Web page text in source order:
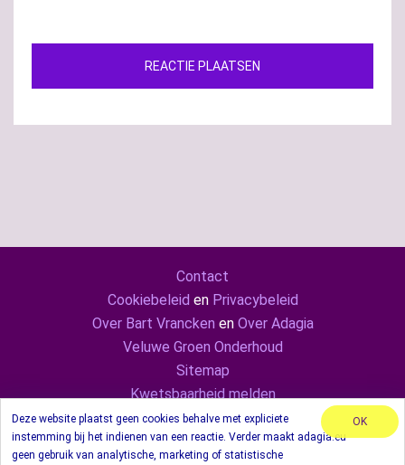
Contact
Cookiebeleid en Privacybeleid
Over Bart Vrancken en Over Adagia
Veluwe Groen Onderhoud
Sitemap
Kwetsbaarheid melden
Adagia ook opMastodonenLinkedIn
© 2024 Adagia. Met behulp van thema Sydney.
OK
Deze website plaatst geen cookies behalve met expliciete
instemming bij het indienen van een reactie. Verder maakt adagia.eu
geen gebruik van analytische, marketing of statistische